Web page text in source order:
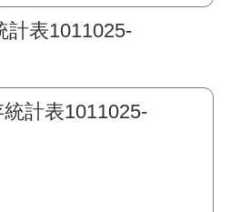
計表1011025-